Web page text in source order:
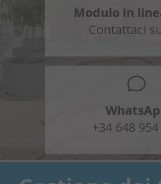
Modulo in
Contattaci
+34 648